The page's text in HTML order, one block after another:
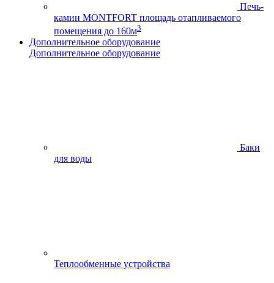
Печь-
камин MONTFORT площадь отапливаемого
помещения до 160м3
Дополнительное оборудование
Дополнительное оборудование
Баки
для воды
Теплообменные устройства